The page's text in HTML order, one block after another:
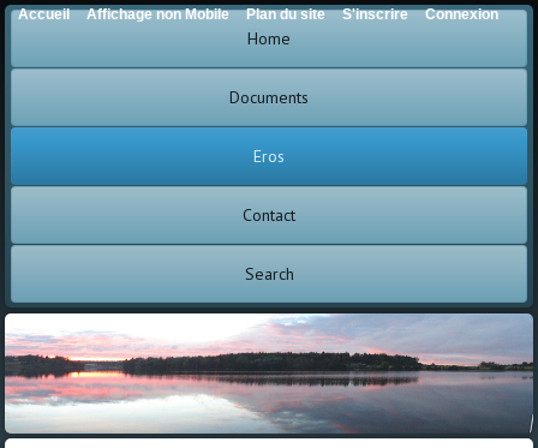
Home
Documents
Eros
Contact
Search
Accueil Affichage non Mobile Plan du site S'inscrire Connexion